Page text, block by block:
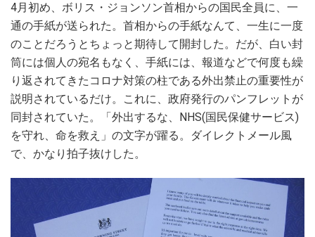
4月初め、ボリス・ジョンソン首相からの国民全員に、一
通の手紙が送られた。首相からの手紙なんて、一生に一度
のことだろうとちょっと期待して開封した。だが、白い封
筒には個人の宛名もなく、手紙には、報道などで何度も繰
り返されてきたコロナ対策の柱である外出禁止の重要性が
説明されているだけ。これに、政府発行のパンフレットが
同封されていた。「外出するな、NHS(国民保健サービス)
を守れ、命を救え」の文字が躍る。ダイレクトメール風
で、かなり拍子抜けした。